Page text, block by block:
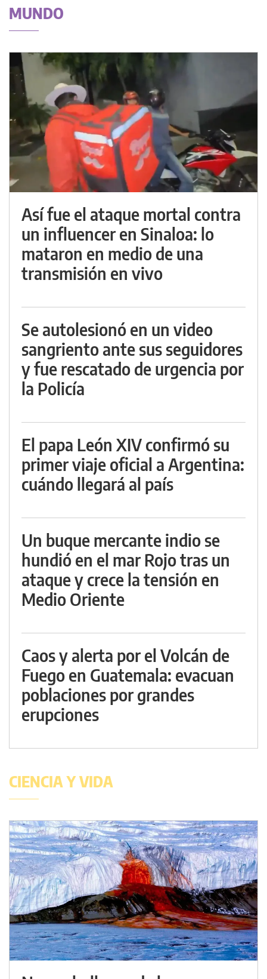
MUNDO
Así fue el ataque mortal contra
un influencer en Sinaloa: lo
mataron en medio de una
transmisión en vivo
Se autolesionó en un video
sangriento ante sus seguidores
y fue rescatado de urgencia por
la Policía
El papa León XIV confirmó su
primer viaje oficial a Argentina:
cuándo llegará al país
Un buque mercante indio se
hundió en el mar Rojo tras un
ataque y crece la tensión en
Medio Oriente
Caos y alerta por el Volcán de
Fuego en Guatemala: evacuan
poblaciones por grandes
erupciones
CIENCIA Y VIDA